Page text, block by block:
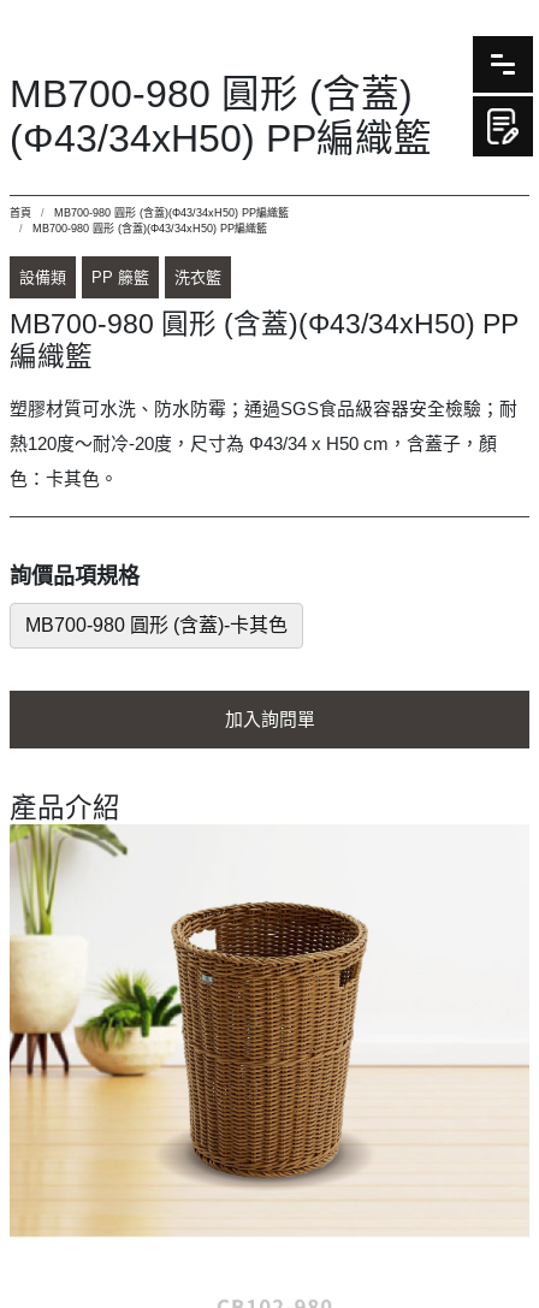
MB700-980 圓形 (含蓋)
(Φ43/34xH50) PP編織籃
首頁
MB700-980 圓形 (含蓋)(Φ43/34xH50) PP編織籃
MB700-980 圓形 (含蓋)(Φ43/34xH50) PP編織籃
設備類 PP 籐籃 洗衣籃
MB700-980 圓形 (含蓋)(Φ43/34xH50) PP
編織籃
塑膠材質可水洗、防水防霉；通過SGS食品級容器安全檢驗；耐
熱120度～耐冷-20度，尺寸為 Φ43/34 x H50 cm，含蓋子，顏
色：卡其色。
詢價品項規格
MB700-980 圓形 (含蓋)-卡其色
加入詢問單
產品介紹